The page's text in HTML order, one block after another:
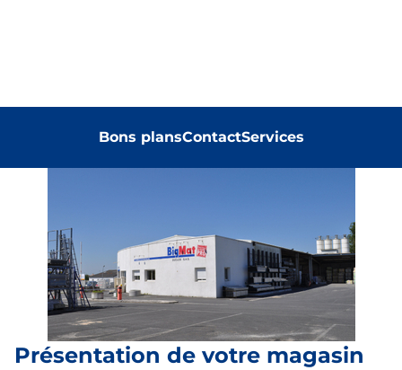
Bons plansContactServices
Présentation de votre magasin